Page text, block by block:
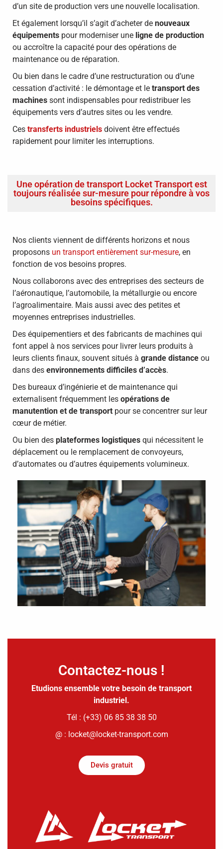
d’un site de production vers une nouvelle localisation.
Et également lorsqu’il s’agit d’acheter de nouveaux
équipements pour moderniser une ligne de production
ou accroître la capacité pour des opérations de
maintenance ou de réparation.
Ou bien dans le cadre d’une restructuration ou d’une
cessation d’activité : le démontage et le transport des
machines sont indispensables pour redistribuer les
équipements vers d’autres sites ou les vendre.
Ces transferts industriels doivent être effectués
rapidement pour limiter les interruptions.
Une opération de transport Locket Transport est
toujours réalisée sur-mesure pour répondre à vos
besoins spécifiques.
Nos clients viennent de différents horizons et nous
proposons un transport entièrement sur-mesure, en
fonction de vos besoins propres.
Nous collaborons avec des entreprises des secteurs de
l’aéronautique, l’automobile, la métallurgie ou encore
l’agroalimentaire. Mais aussi avec des petites et
moyennes entreprises industrielles.
Des équipementiers et des fabricants de machines qui
font appel à nos services pour livrer leurs produits à
leurs clients finaux, souvent situés à grande distance ou
dans des environnements difficiles d’accès.
Des bureaux d’ingénierie et de maintenance qui
externalisent fréquemment les opérations de
manutention et de transport pour se concentrer sur leur
cœur de métier.
Ou bien des plateformes logistiques qui nécessitent le
déplacement ou le remplacement de convoyeurs,
d’automates ou d’autres équipements volumineux.
Contactez-nous !
Etudions ensemble votre besoin de transport
industriel.
Tél : (+33) 06 85 38 38 50
@ : locket@locket-transport.com
Devis gratuit